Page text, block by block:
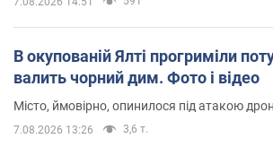
В окупованій Ялті прогриміли
валить чорний дим. Фото і відео
Місто, ймовірно, опинилося під атакою
7.08.2026 13:26 3,6 т.